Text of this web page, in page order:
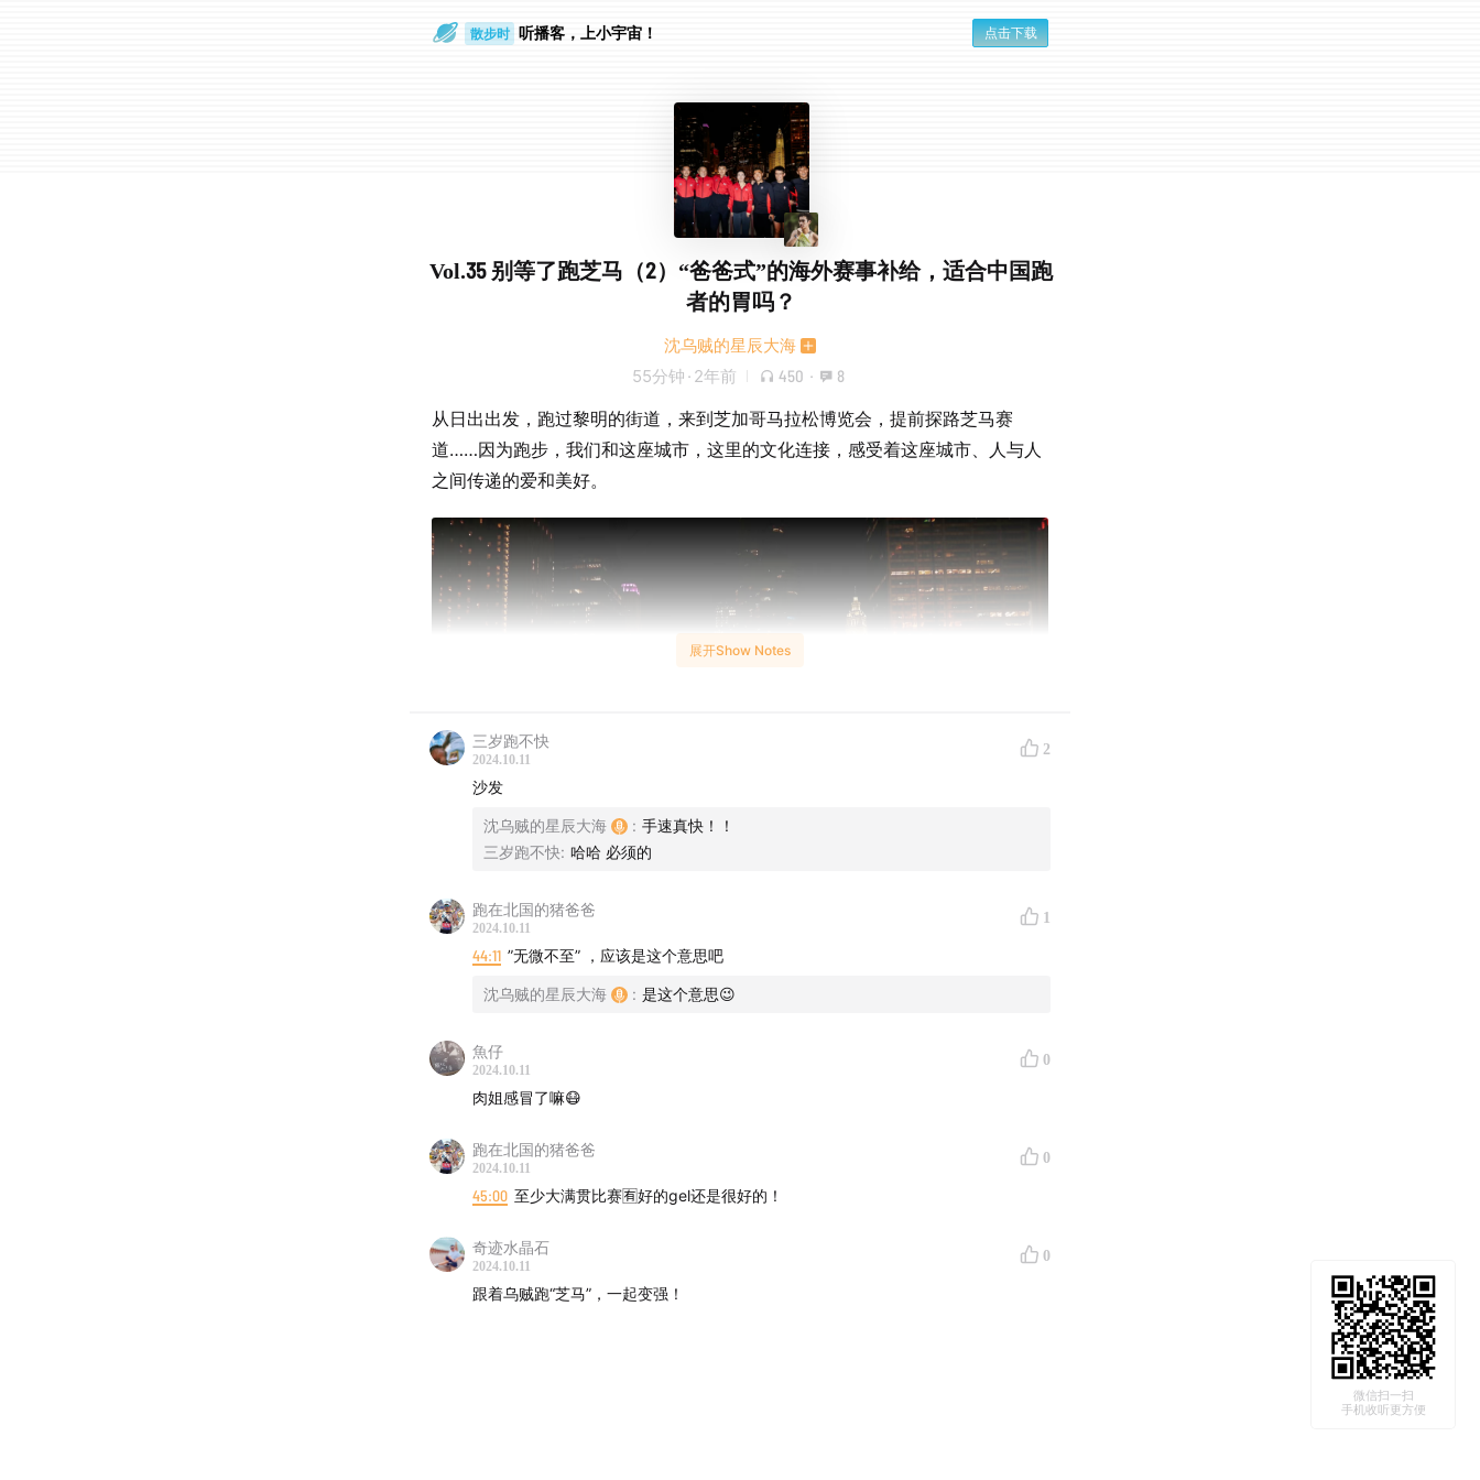
散步时 听播客，上小宇宙！ 点击下载
Vol.35 别等了跑芝马（2）“爸爸式”的海外赛事补给，适合中国跑
者的胃吗？
沈乌贼的星辰大海
55分钟 · 2年前 450 · 8
从日出出发，跑过黎明的街道，来到芝加哥马拉松博览会，提前探路芝马赛
道……因为跑步，我们和这座城市，这里的文化连接，感受着这座城市、人与人
之间传递的爱和美好。
给、文化和氛围……无所谓好坏，包容并且尊重，享受每一个赛道带来的独一无
二的体验，这才是马拉松比赛之于跑者的意义。
展开Show Notes
三岁跑不快
2024.10.11
2
沙发
沈乌贼的星辰大海 : 手速真快！！
三岁跑不快: 哈哈 必须的
跑在北国的猪爸爸
2024.10.11
1
44:11 ”无微不至” ，应该是这个意思吧
沈乌贼的星辰大海 : 是这个意思😉
魚仔
2024.10.11
0
肉姐感冒了嘛😷
跑在北国的猪爸爸
2024.10.11
0
45:00 至少大满贯比赛🈶好的gel还是很好的！
奇迹水晶石
2024.10.11
0
跟着乌贼跑“芝马”，一起变强！
微信扫一扫
手机收听更方便